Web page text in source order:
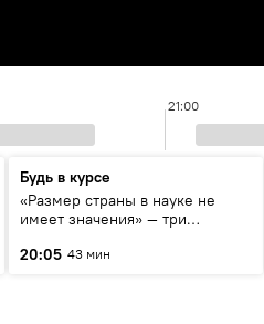
21:00
Будь в курсе
«Размер страны в науке не
имеет значения» — три
России и Кыргызстана в
20:05 43 мин